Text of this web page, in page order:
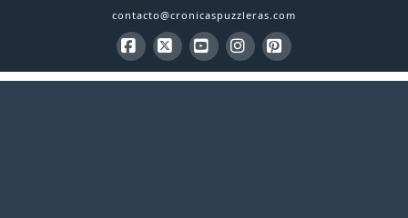
contacto@cronicaspuzzleras.com
Facebook
X YouTubeInstagram
Pinterest